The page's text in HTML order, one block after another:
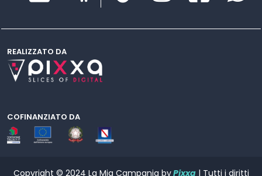
REALIZZATO DA
COFINANZIATO DA
Copyright © 2024 La Mia Campania byPixxa| Tutti i diritti